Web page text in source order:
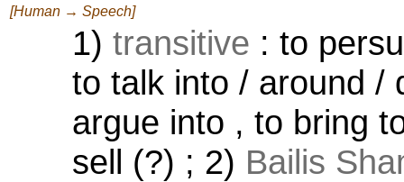
[Human → Speech]
1) transitive : to
to talk into / around /
argue into , to bring
sell (?) ; 2) Bailis